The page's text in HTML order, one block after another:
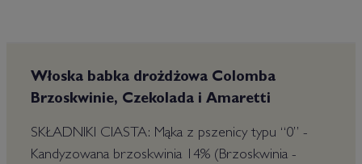
Włoska babka drożdżowa Colomba
Brzoskwinie, Czekolada i Amaretti
SKŁADNIKI CIASTA: Mąka z pszenicy typu ‘‘0’’ -
Kandyzowana brzoskwinia 14% (Brzoskwinia -